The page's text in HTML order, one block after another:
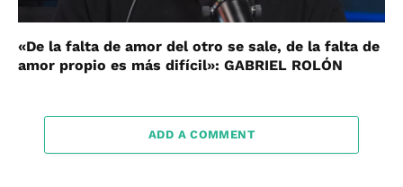
«De la falta de amor del otro se sale, de la falta de
amor propio es más difícil»: GABRIEL ROLÓN
ADD A COMMENT